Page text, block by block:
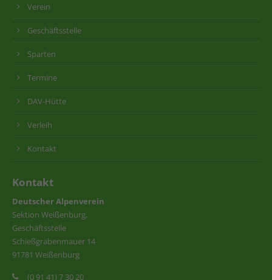
Verein
Geschäftsstelle
Sparten
Termine
DAV-Hütte
Verleih
Kontakt
Kontakt
Deutscher Alpenverein
Sektion Weißenburg,
Geschäftsstelle
Schießgrabenmauer 14
91781 Weißenburg
(0 91 41) 7 30 20